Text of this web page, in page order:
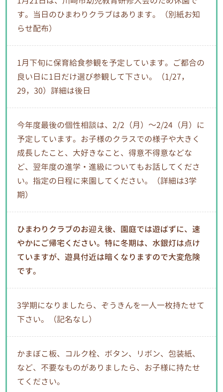
す。当日のひまわりクラブはあります。（別紙お知
らせ配布）
1月下旬に保育給食参観を予定しています。ご都合の
良い日に1日だけ選び参観して下さい。（1/27，
29，30）詳細は後日
今年度最後の個性相談は、2/2（月）～2/24（月）に
予定しています。お子様のクラスでの様子や大きく
成長したこと、大好きなこと、得意不得意などな
ど、翌年度の進学・進級についてもお話してくださ
い。指定の日程に来園してください。（詳細は3学
期）
ひまわりクラブのお迎え後、園庭では遊ばずに、速
やかにご帰宅ください。特に冬期は、水銀灯は点け
ていますが、遊具付近は暗くなりますので大変危険
です。
3学期になりましたら、ぞうきんを一人一枚持たせて
下さい。（記名なし）
かまぼこ板、コルク栓、ボタン、リボン、包装紙、
など、不要なものがありましたら、お子様に持たせ
てください。